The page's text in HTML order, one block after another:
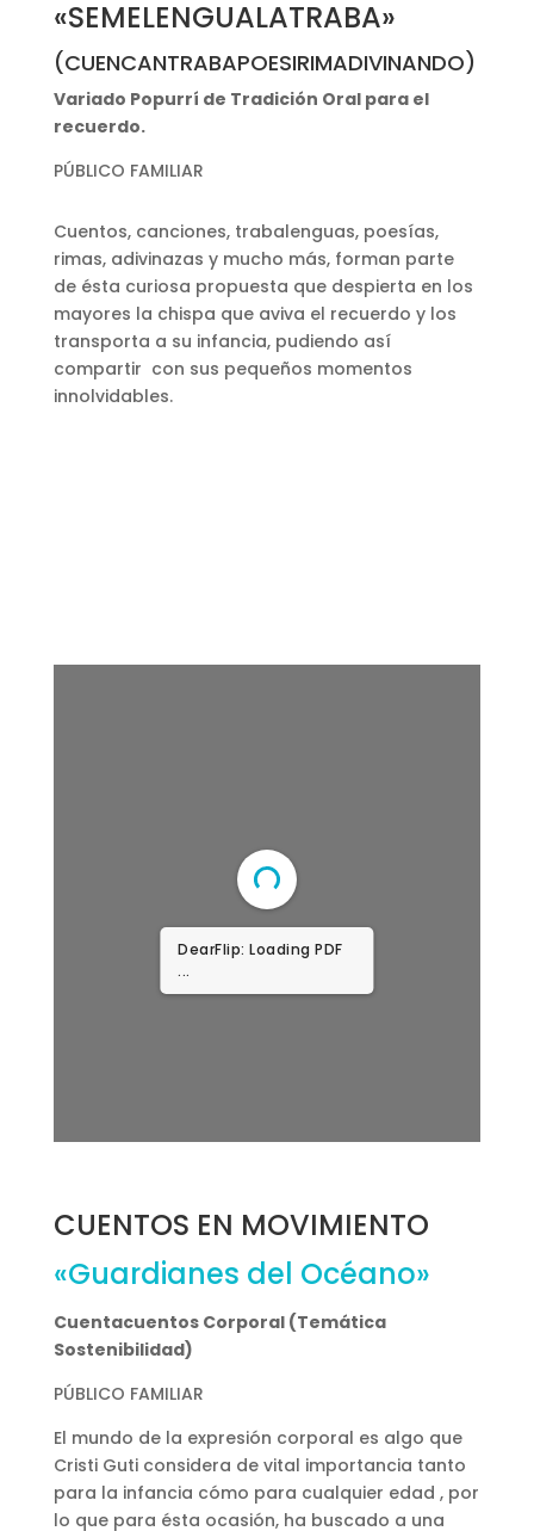
«SEMELENGUALATRABA»
(CUENCANTRABAPOESIRIMADIVINANDO)
Variado Popurrí de Tradición Oral para el
recuerdo.
PÚBLICO FAMILIAR
Cuentos, canciones, trabalenguas, poesías,
rimas, adivinazas y mucho más, forman parte
de ésta curiosa propuesta que despierta en los
mayores la chispa que aviva el recuerdo y los
transporta a su infancia, pudiendo así
compartir con sus pequeños momentos
innolvidables.
DearFlip: Loading PDF
...
CUENTOS EN MOVIMIENTO
«Guardianes del Océano»
Cuentacuentos Corporal (Temática
Sostenibilidad)
PÚBLICO FAMILIAR
El mundo de la expresión corporal es algo que
Cristi Guti considera de vital importancia tanto
para la infancia cómo para cualquier edad , por
lo que para ésta ocasión, ha buscado a una